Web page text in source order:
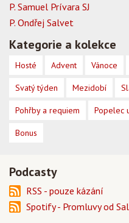
P. Samuel Prívara SJ
P. Ondřej Salvet
Kategorie a kolekce
Hosté Advent Vánoce
Svatý týden Mezidobí
Pohřby a requiem Popelec
Bonus
Podcasty
RSS - pouze kázání
Spotify - Promluvy od